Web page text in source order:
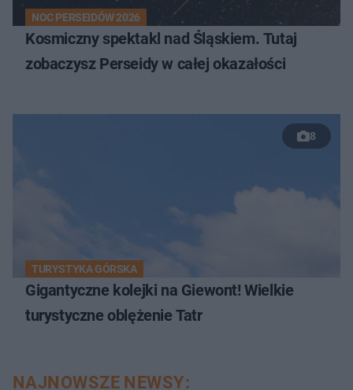
NOC PERSEIDÓW 2026
Kosmiczny spektakl nad Śląskiem. Tutaj
zobaczysz Perseidy w całej okazałości
8
TURYSTYKA GÓRSKA
Gigantyczne kolejki na Giewont! Wielkie
turystyczne oblężenie Tatr
NAJNOWSZE NEWSY: